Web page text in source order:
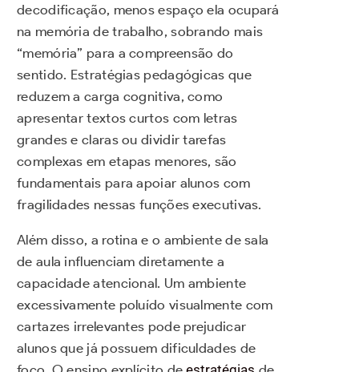
decodificação, menos espaço ela ocupará
na memória de trabalho, sobrando mais
“memória” para a compreensão do
sentido. Estratégias pedagógicas que
reduzem a carga cognitiva, como
apresentar textos curtos com letras
grandes e claras ou dividir tarefas
complexas em etapas menores, são
fundamentais para apoiar alunos com
fragilidades nessas funções executivas.
Além disso, a rotina e o ambiente de sala
de aula influenciam diretamente a
capacidade atencional. Um ambiente
excessivamente poluído visualmente com
cartazes irrelevantes pode prejudicar
alunos que já possuem dificuldades de